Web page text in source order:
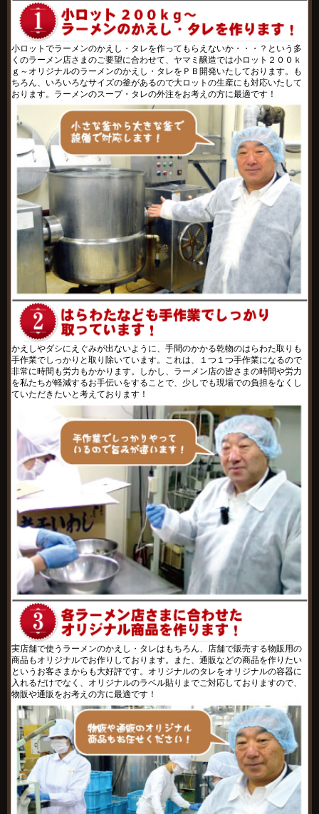
小ロットでラーメンのかえし・タレを作ってもらえないか・・・？という多
くのラーメン店さまのご要望に合わせて、ヤマミ醸造では小ロット２００ｋ
ｇ～オリジナルのラーメンのかえし・タレをＰＢ開発いたしております。も
ちろん、いろいろなサイズの釜があるので大ロットの生産にも対応いたして
おります。ラーメンのスープ・タレの外注をお考えの方に最適です！
かえしやダシにえぐみが出ないように、手間のかかる乾物のはらわた取りも
手作業でしっかりと取り除いています。これは、１つ１つ手作業になるので
非常に時間も労力もかかります。しかし、ラーメン店の皆さまの時間や労力
を私たちが軽減するお手伝いをすることで、少しでも現場での負担をなくし
ていただきたいと考えております！
実店舗で使うラーメンのかえし・タレはもちろん、店舗で販売する物販用の
商品もオリジナルでお作りしております。また、通販などの商品を作りたい
というお客さまからも大好評です。オリジナルのタレをオリジナルの容器に
入れるだけでなく、オリジナルのラベル貼りまでご対応しておりますので、
物販や通販をお考えの方に最適です！